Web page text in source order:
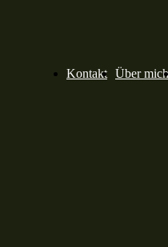
Kontakt Über mich